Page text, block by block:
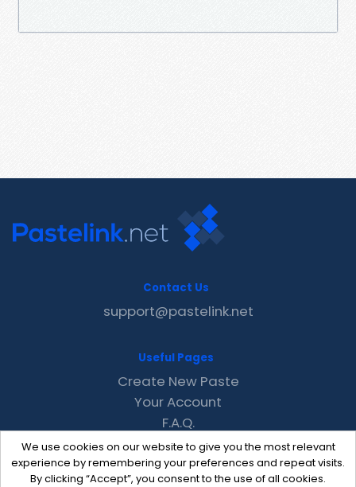
We use cookies on our website to give you the most relevant
experience by remembering your preferences and repeat visits.
By clicking “Accept”, you consent to the use of all cookies.
Contact Us
support@pastelink.net
Useful Pages
Create New Paste
Your Account
F.A.Q.
Recent
Contact